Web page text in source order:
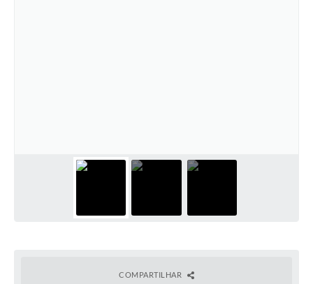
COMPARTILHAR